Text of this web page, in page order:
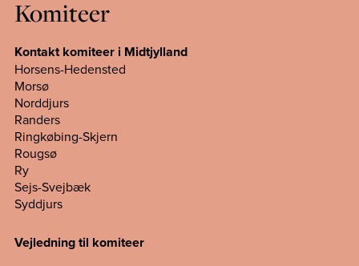
Komiteer
Kontakt komiteer i Midtjylland
Horsens-Hedensted
Morsø
Norddjurs
Randers
Ringkøbing-Skjern
Rougsø
Ry
Sejs-Svejbæk
Syddjurs
Vejledning til komiteer